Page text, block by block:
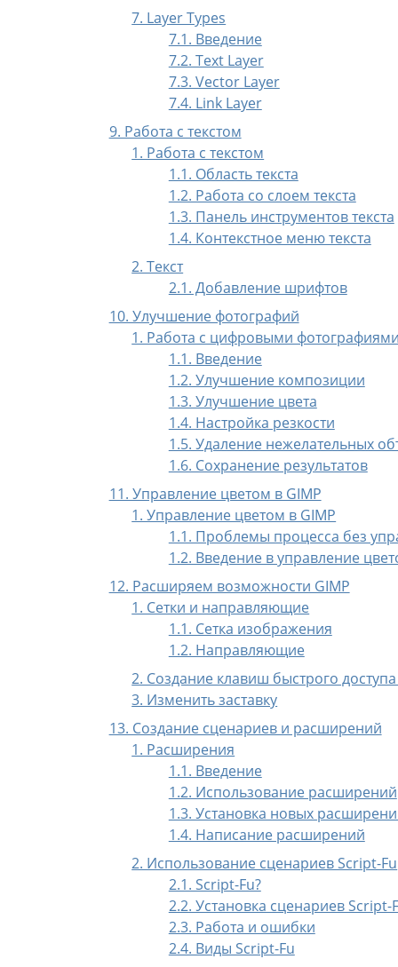
7. Layer Types
7.1. Введение
7.2. Text Layer
7.3. Vector Layer
7.4. Link Layer
9. Работа с текстом
1. Работа с текстом
1.1. Область текста
1.2. Работа со слоем текста
1.3. Панель инструментов текста
1.4. Контекстное меню текста
2. Текст
2.1. Добавление шрифтов
10. Улучшение фотографий
1. Работа с цифровыми
1.1. Введение
1.2. Улучшение композиции
1.3. Улучшение цвета
1.4. Настройка резкости
1.5. Удаление нежелательных
1.6. Сохранение результатов
11. Управление цветом в GIMP
1. Управление цветом в GIMP
1.1. Проблемы процесса без
1.2. Введение в управление
12. Расширяем возможности GIMP
1. Сетки и направляющие
1.1. Сетка изображения
1.2. Направляющие
2. Создание клавиш быстрого
3. Изменить заставку
13. Создание сценариев и расширений
1. Расширения
1.1. Введение
1.2. Использование расширений
1.3. Установка новых
1.4. Написание расширений
2. Использование сценариев Script-Fu
2.1. Script-Fu?
2.2. Установка сценариев Script-
2.3. Работа и ошибки
2.4. Виды Script-Fu